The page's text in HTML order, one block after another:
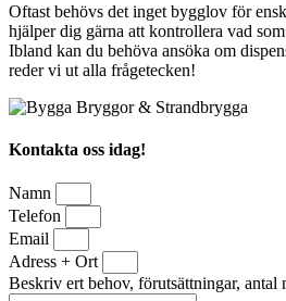
Oftast behövs det inget bygglov för
hjälper dig gärna att kontrollera vad
Ibland kan du behöva ansöka om
reder vi ut alla frågetecken!
Kontakta oss idag!
Namn
Telefon
Email
Adress + Ort
Beskriv ert behov, förutsättningar, antal